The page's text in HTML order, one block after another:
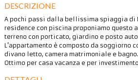
DESCRIZIONE
A pochi passi dalla bellissima spiaggia di
residence con piscina proponiamo questo
terreno con porticato, giardino e posto
L'appartamento è composto da soggiorno
divano letto, camera matrimoniale e bagno.
Ottimo per casa vacanza e per